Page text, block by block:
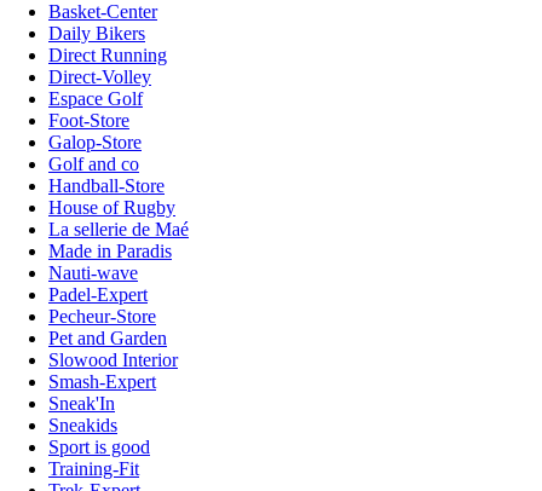
Basket-Center
Daily Bikers
Direct Running
Direct-Volley
Espace Golf
Foot-Store
Galop-Store
Golf and co
Handball-Store
House of Rugby
La sellerie de Maé
Made in Paradis
Nauti-wave
Padel-Expert
Pecheur-Store
Pet and Garden
Slowood Interior
Smash-Expert
Sneak'In
Sneakids
Sport is good
Training-Fit